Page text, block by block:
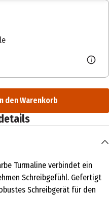
den Warenkorb
Turmaline verbindet ein
Schreibgefühl. Gefertigt
Schreibgerät für den